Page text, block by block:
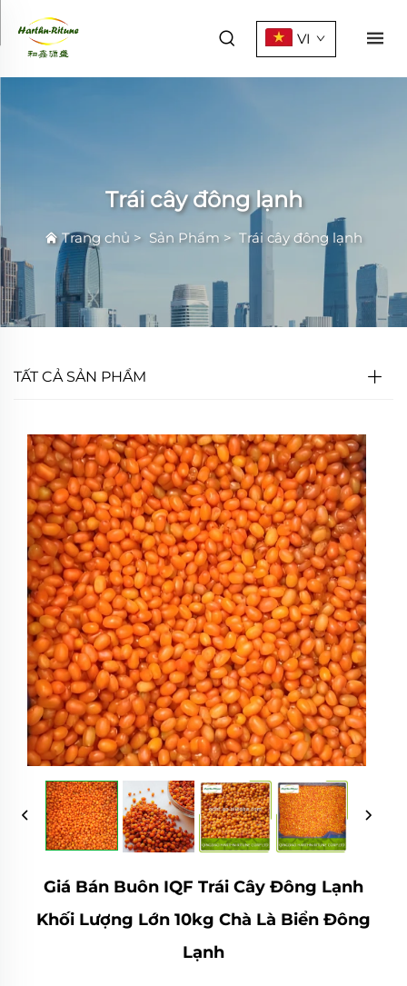
VI
Trái cây đông lạnh
Trang chủ > Sản Phẩm > Trái cây đông lạnh
TẤT CẢ SẢN PHẨM
Giá Bán Buôn IQF Trái Cây Đông Lạnh
Khối Lượng Lớn 10kg Chà Là Biển Đông
Lạnh